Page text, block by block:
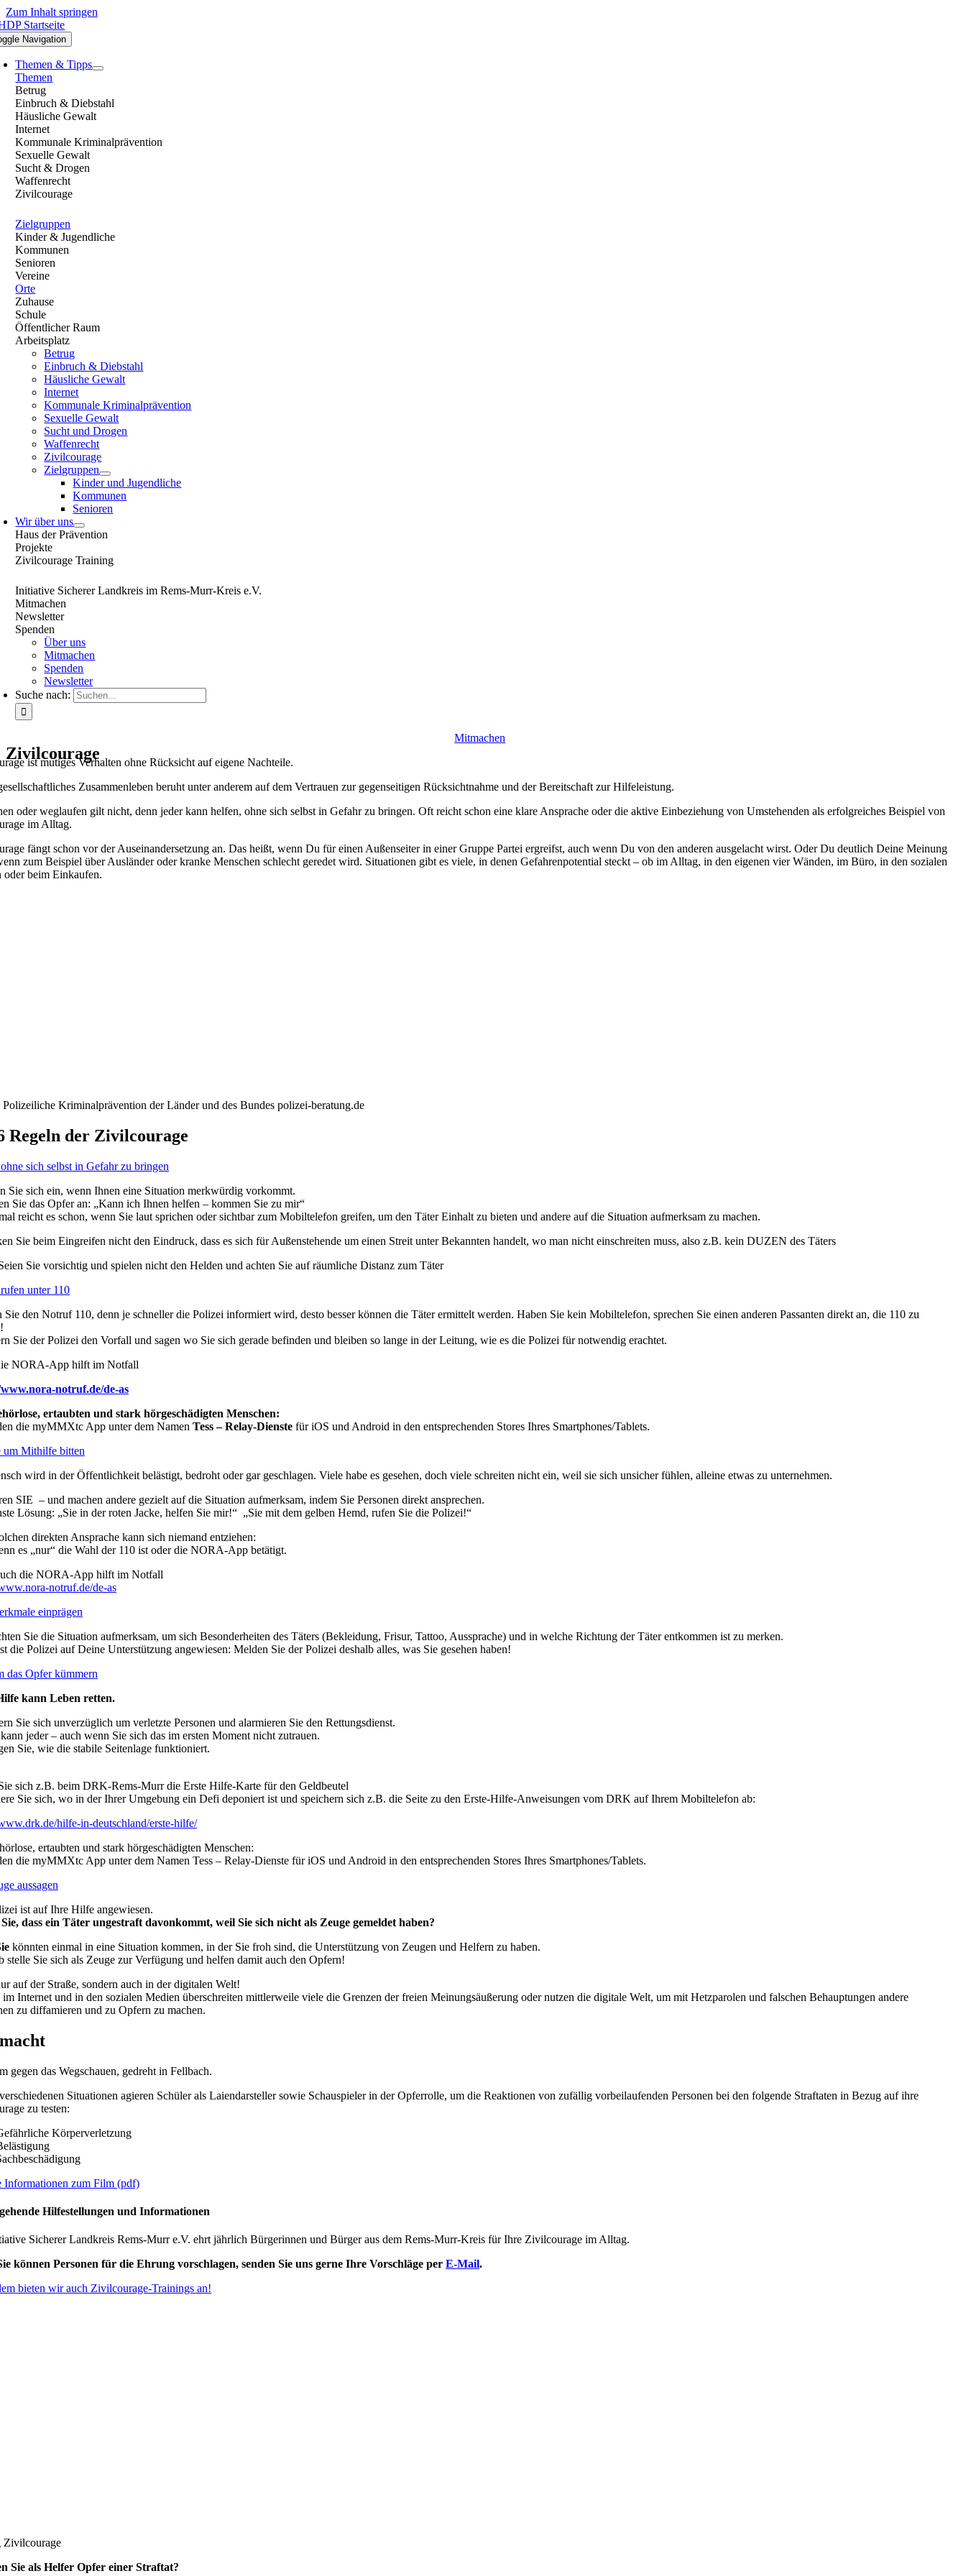
Zum Inhalt springen
Navigation
Themen & Tipps
Themen
Betrug
Einbruch & Diebstahl
Häusliche Gewalt
Internet
Kommunale Kriminalprävention
Sexuelle Gewalt
Sucht & Drogen
Waffenrecht
Zivilcourage
Zielgruppen
Kinder & Jugendliche
Kommunen
Senioren
Vereine
Orte
Zuhause
Schule
Öffentlicher Raum
Arbeitsplatz
Betrug
Einbruch & Diebstahl
Häusliche Gewalt
Internet
Kommunale Kriminalprävention
Sexuelle Gewalt
Sucht und Drogen
Waffenrecht
Zivilcourage
Zielgruppen
Kinder und Jugendliche
Kommunen
Senioren
Wir über uns
Haus der Prävention
Projekte
Zivilcourage Training
Initiative Sicherer Landkreis im Rems-Murr-Kreis e.V.
Mitmachen
Newsletter
Spenden
Über uns
Mitmachen
Spenden
Newsletter
Suche nach:
Mitmachen
Zivilcourage
ist mutiges Verhalten ohne Rücksicht auf eigene Nachteile.
Zusammenleben beruht unter anderem auf dem Vertrauen zur gegenseitigen Rücksichtnahme und der Bereitschaft zur Hilfeleistung.
oder weglaufen gilt nicht, denn jeder kann helfen, ohne sich selbst in Gefahr zu bringen. Oft reicht schon eine klare Ansprache oder die aktive Einbeziehung von Umstehenden als erfolgreiches Beispiel von
im Alltag.
fängt schon vor der Auseinandersetzung an. Das heißt, wenn Du für einen Außenseiter in einer Gruppe Partei ergreifst, auch wenn Du von den anderen ausgelacht wirst. Oder Du deutlich Deine Meinung
zum Beispiel über Ausländer oder kranke Menschen schlecht geredet wird. Situationen gibt es viele, in denen Gefahrenpotential steckt – ob im Alltag, in den eigenen vier Wänden, im Büro, in den sozialen
oder beim Einkaufen.
Kriminalprävention der Länder und des Bundes polizei-beratung.de
Regeln der Zivilcourage
sich selbst in Gefahr zu bringen
Sie sich ein, wenn Ihnen eine Situation merkwürdig vorkommt.
Sie das Opfer an: „Kann ich Ihnen helfen – kommen Sie zu mir“
reicht es schon, wenn Sie laut sprichen oder sichtbar zum Mobiltelefon greifen, um den Täter Einhalt zu bieten und andere auf die Situation aufmerksam zu machen.
Sie beim Eingreifen nicht den Eindruck, dass es sich für Außenstehende um einen Streit unter Bekannten handelt, wo man nicht einschreiten muss, also z.B. kein DUZEN des Täters
Sie vorsichtig und spielen nicht den Helden und achten Sie auf räumliche Distanz zum Täter
unter 110
Sie den Notruf 110, denn je schneller die Polizei informiert wird, desto besser können die Täter ermittelt werden. Haben Sie kein Mobiltelefon, sprechen Sie einen anderen Passanten direkt an, die 110 zu
Sie der Polizei den Vorfall und sagen wo Sie sich gerade befinden und bleiben so lange in der Leitung, wie es die Polizei für notwendig erachtet.
NORA-App hilft im Notfall
notruf.de/de-as
ertaubten und stark hörgeschädigten Menschen:
die myMMXtc App unter dem Namen Tess – Relay-Dienste für iOS und Android in den entsprechenden Stores Ihres Smartphones/Tablets.
um Mithilfe bitten
wird in der Öffentlichkeit belästigt, bedroht oder gar geschlagen. Viele habe es gesehen, doch viele schreiten nicht ein, weil sie sich unsicher fühlen, alleine etwas zu unternehmen.
SIE – und machen andere gezielt auf die Situation aufmerksam, indem Sie Personen direkt ansprechen.
Lösung: „Sie in der roten Jacke, helfen Sie mir!“ „Sie mit dem gelben Hemd, rufen Sie die Polizei!“
direkten Ansprache kann sich niemand entziehen:
es „nur“ die Wahl der 110 ist oder die NORA-App betätigt.
die NORA-App hilft im Notfall
notruf.de/de-as
einprägen
Sie die Situation aufmerksam, um sich Besonderheiten des Täters (Bekleidung, Frisur, Tattoo, Aussprache) und in welche Richtung der Täter entkommen ist zu merken.
die Polizei auf Deine Unterstützung angewiesen: Melden Sie der Polizei deshalb alles, was Sie gesehen haben!
das Opfer kümmern
kann Leben retten.
Sie sich unverzüglich um verletzte Personen und alarmieren Sie den Rettungsdienst.
jeder – auch wenn Sie sich das im ersten Moment nicht zutrauen.
Sie, wie die stabile Seitenlage funktioniert.
sich z.B. beim DRK-Rems-Murr die Erste Hilfe-Karte für den Geldbeutel
Sie sich, wo in der Ihrer Umgebung ein Defi deponiert ist und speichern sich z.B. die Seite zu den Erste-Hilfe-Anweisungen vom DRK auf Ihrem Mobiltelefon ab:
hilfe-in-deutschland/erste-hilfe/
ertaubten und stark hörgeschädigten Menschen:
die myMMXtc App unter dem Namen Tess – Relay-Dienste für iOS und Android in den entsprechenden Stores Ihres Smartphones/Tablets.
aussagen
ist auf Ihre Hilfe angewiesen.
dass ein Täter ungestraft davonkommt, weil Sie sich nicht als Zeuge gemeldet haben?
könnten einmal in eine Situation kommen, in der Sie froh sind, die Unterstützung von Zeugen und Helfern zu haben.
stelle Sie sich als Zeuge zur Verfügung und helfen damit auch den Opfern!
auf der Straße, sondern auch in der digitalen Welt!
im Internet und in den sozialen Medien überschreiten mittlerweile viele die Grenzen der freien Meinungsäußerung oder nutzen die digitale Welt, um mit Hetzparolen und falschen Behauptungen andere
zu diffamieren und zu Opfern zu machen.
gegen das Wegschauen, gedreht in Fellbach.
Situationen agieren Schüler als Laiendarsteller sowie Schauspieler in der Opferrolle, um die Reaktionen von zufällig vorbeilaufenden Personen bei den folgende Straftaten in Bezug auf ihre
zu testen:
Körperverletzung
Informationen zum Film (pdf)
Hilfestellungen und Informationen
Sicherer Landkreis Rems-Murr e.V. ehrt jährlich Bürgerinnen und Bürger aus dem Rems-Murr-Kreis für Ihre Zivilcourage im Alltag.
können Personen für die Ehrung vorschlagen, senden Sie uns gerne Ihre Vorschläge per E-Mail.
bieten wir auch Zivilcourage-Trainings an!
Zivilcourage
Sie als Helfer Opfer einer Straftat?